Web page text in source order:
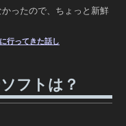
ったので、ちょっと新鮮
行ってきた話し
フトは？